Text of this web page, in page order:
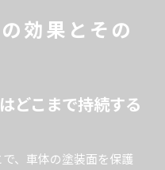
効果とその
どこまで持続する
、車体の塗装面を保護